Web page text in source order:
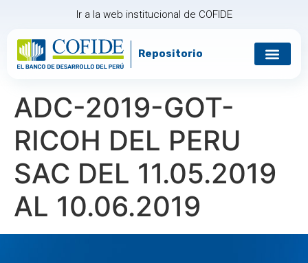
Ir a la web institucional de COFIDE
Repositorio
ADC-2019-GOT-
RICOH DEL PERU
SAC DEL 11.05.2019
AL 10.06.2019